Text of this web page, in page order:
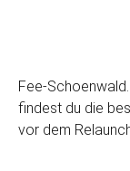
Fee-
findest du die
vor dem